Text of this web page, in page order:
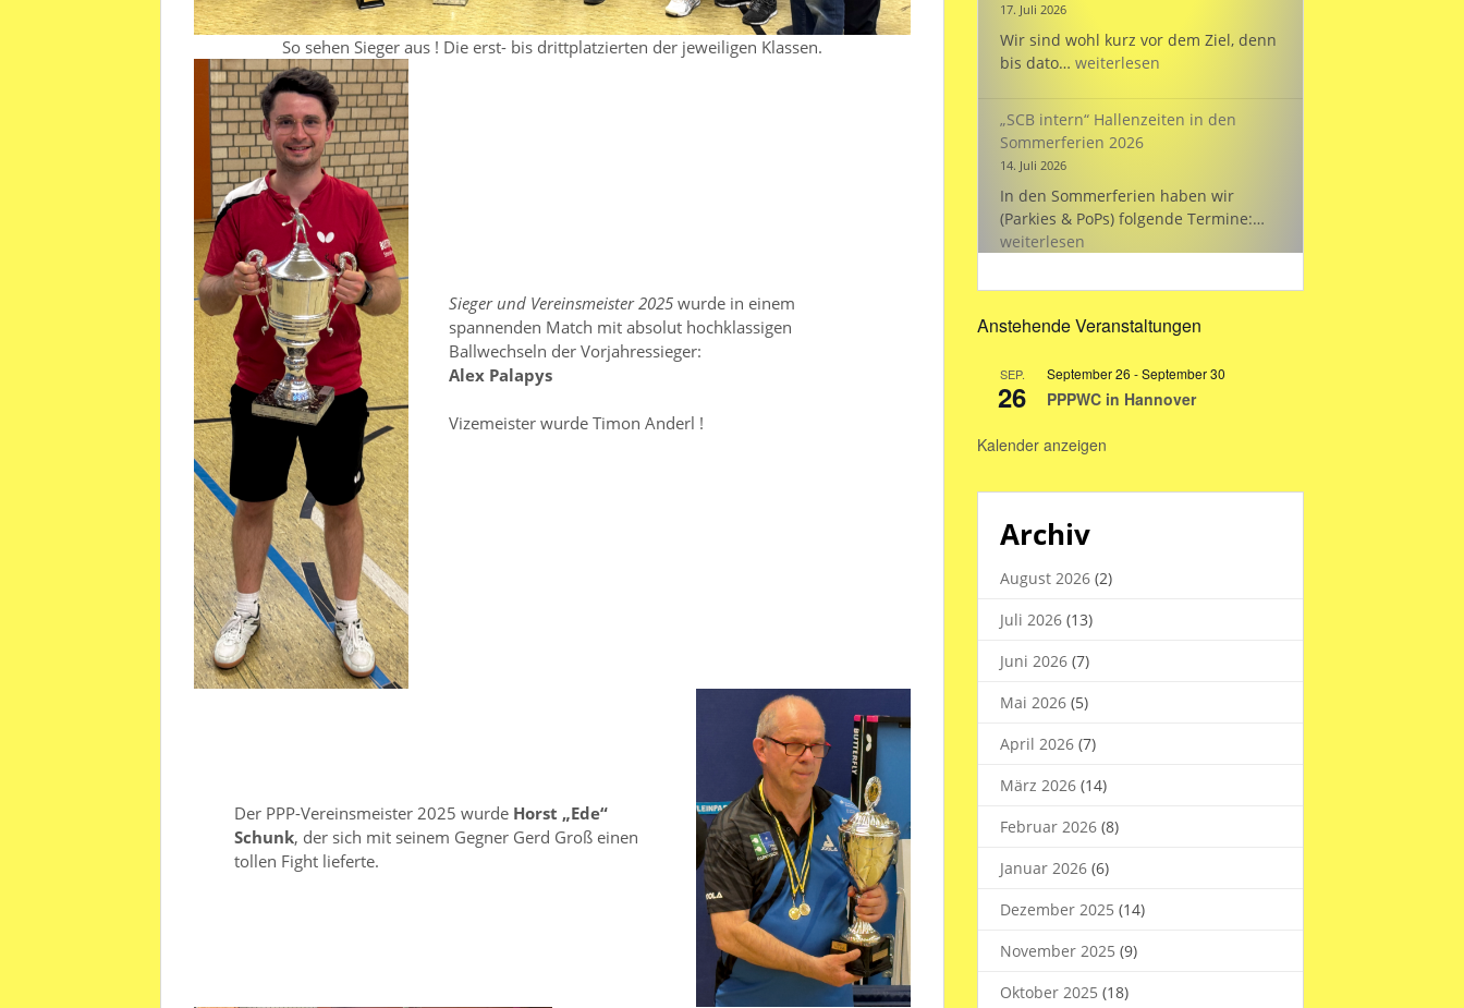
So sehen Sieger aus ! Die erst- bis drittplatzierten der jeweiligen Klassen.
Sieger und Vereinsmeister 2025 wurde in einem
spannenden Match mit absolut hochklassigen
Ballwechseln der Vorjahressieger:
Alex Palapys
Vizemeister wurde Timon Anderl !
Der PPP-Vereinsmeister 2025 wurde Horst „Ede“
Schunk, der sich mit seinem Gegner Gerd Groß einen
tollen Fight lieferte.
17. Juli 2026
Wir sind wohl kurz vor dem Ziel, denn
bis dato… EMSCHERPOKAL
weiterlesen
„SCB intern“ Hallenzeiten in den
Sommerferien 2026
14. Juli 2026
In den Sommerferien haben wir
(Parkies & PoPs) folgende Termine:…
in
weiterlesen
Anstehende Veranstaltungen
SEP.
26
September 26 -September 30
PPPWC in Hannover
Kalender anzeigen
Archiv
August 2026 (2)
Juli 2026 (13)
Juni 2026 (7)
Mai 2026 (5)
April 2026 (7)
März 2026 (14)
Februar 2026 (8)
Januar 2026 (6)
Dezember 2025 (14)
November 2025 (9)
Oktober 2025 (18)